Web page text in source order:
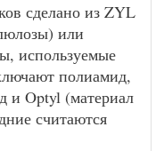
сделано из ZYL
или
используемые
полиамид,
и Optyl (материал
считаются